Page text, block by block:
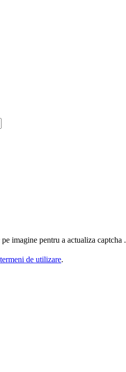
imagine pentru a actualiza captcha .
termeni de utilizare.